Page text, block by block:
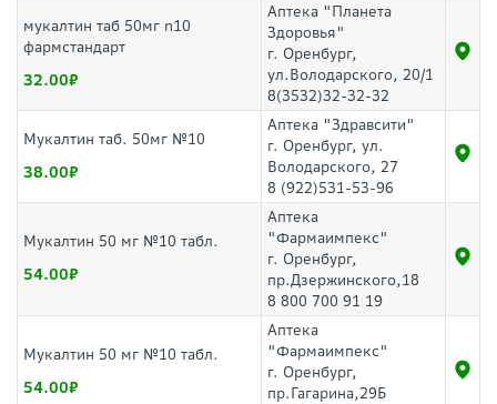
мукалтин таб 50мг n10
фармстандарт
32.00
Аптека "Планета
Здоровья"
г. Оренбург,
ул.Володарского, 20/1
8(3532)32-32-32
Мукалтин таб. 50мг №10
38.00
Аптека "Здравсити"
г. Оренбург, ул.
Володарского, 27
8 (922)531-53-96
Мукалтин 50 мг №10 табл.
54.00
Аптека
"Фармаимпекс"
г. Оренбург,
пр.Дзержинского,18
8 800 700 91 19
Мукалтин 50 мг №10 табл.
54.00
Аптека
"Фармаимпекс"
г. Оренбург,
пр.Гагарина,29Б